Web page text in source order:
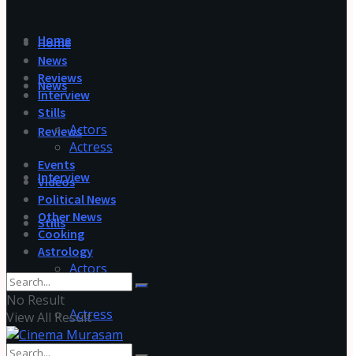
Home
News
Reviews
Interview
Stills
Actors
Actress
Home
News
Reviews
Interview
Stills
Actors
Actress
Events
Videos
Political News
Other News
Cooking
Astrology
No Result
View All Result